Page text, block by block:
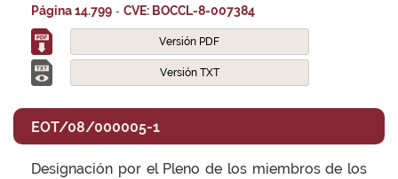
Página 14.799 - CVE: BOCCL-8-007384
Versión PDF
Versión TXT
EOT/08/000005-1
Designación por el Pleno de los miembros de los